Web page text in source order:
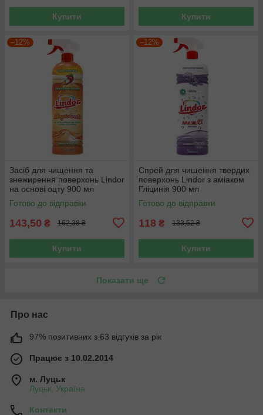
Купити Купити
–12%
Засіб для чищення та
знежирення поверхонь Lindor
на основі оцту 900 мл
Готово до відправки
143,50 ₴ 162,38 ₴
Купити
–12%
Спрей для чищення твердих
поверхонь Lindor з аміаком
Гліцинія 900 мл
Готово до відправки
118 ₴ 133,52 ₴
Купити
Показати ще
Про нас
97% позитивних з 63 відгуків за рік
Працює з 10.02.2014
м. Луцьк
Луцьк, Україна
Контакти